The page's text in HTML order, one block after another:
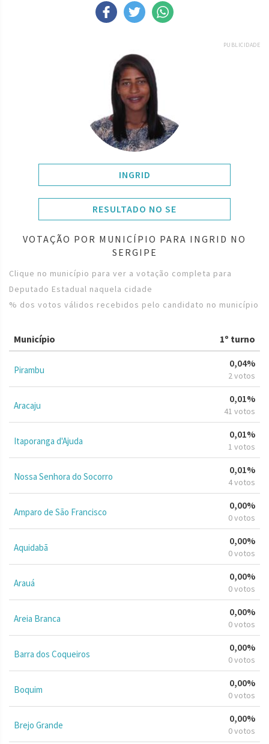
PUBLICIDADE
INGRID
RESULTADO NO SE
VOTAÇÃO POR MUNICÍPIO PARA INGRID NO
SERGIPE
Clique no município para ver a votação completa para
Deputado Estadual naquela cidade
% dos votos válidos recebidos pelo candidato no município
Município 1º turno
Pirambu
0,04%
2 votos
Aracaju
0,01%
41 votos
Itaporanga d'Ajuda
0,01%
1 votos
Nossa Senhora do Socorro
0,01%
4 votos
Amparo de São Francisco
0,00%
0 votos
Aquidabã
0,00%
0 votos
Arauá
0,00%
0 votos
Areia Branca
0,00%
0 votos
Barra dos Coqueiros
0,00%
0 votos
Boquim
0,00%
0 votos
Brejo Grande
0,00%
0 votos